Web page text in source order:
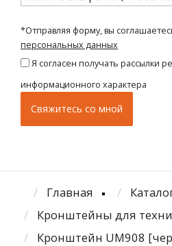
*Отправляя форму, вы
персональных данных
Я согласен получать рассылки
информационного характера
Главная
Кронштейны для
Кронштейн UM908